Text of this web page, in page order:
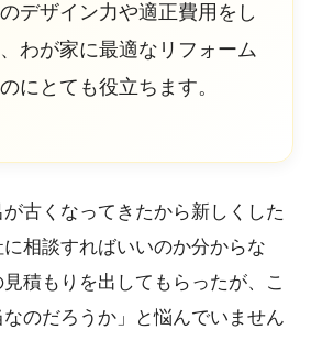
デザイン力や適正費用をし
わが家に最適なリフォーム
にとても役立ちます。
が古くなってきたから新しくした
相談すればいいのか分からな
積もりを出してもらったが、こ
のだろうか」と悩んでいません